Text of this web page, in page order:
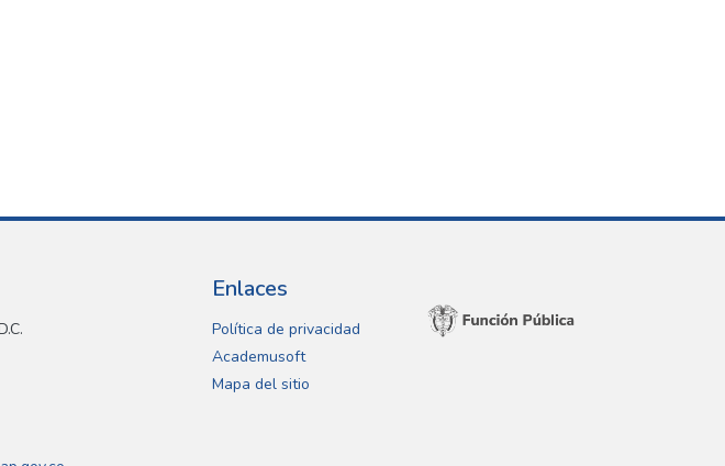
Enlaces
Política de privacidad
Academusoft
Mapa del sitio